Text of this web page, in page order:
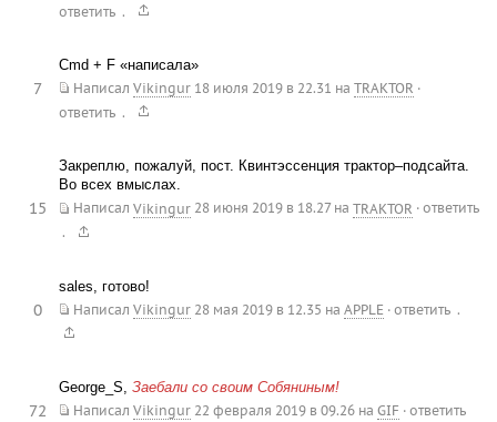
ответить .
Cmd + F «написала»
Написал Vikingur 18 июля 2019 в 22.31 на TRAKTOR ·
ответить .
7
Закреплю, пожалуй, пост. Квинтэссенция трактор–подсайта.
Во всех вмыслах.
Написал Vikingur 28 июня 2019 в 18.27на TRAKTOR · ответить
.
15
sales, готово!
Написал Vikingur 28 мая 2019 в 12.35 на APPLE · ответить .
0
George_S, Заебали со своим Собяниным!
Написал Vikingur 22 февраля 2019 в 09.26на GIF · ответить
72